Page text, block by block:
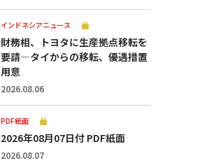
インドネシアニュース
財務相、トヨタに生産拠点移転を
要請—タイからの移転、優遇措置
用意
2026.08.06
PDF紙面
2026年08月07日付 PDF紙面
2026.08.07